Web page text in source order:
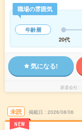
職場の雰囲気
年齢層
20代
気になる!
派遣会社
未読
NEW
掲載日 2026/08/06